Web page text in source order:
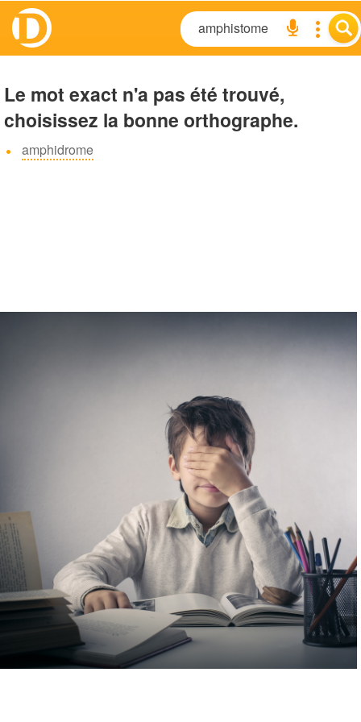
Le mot exact n'a pas été trouvé,
choisissez la bonne orthographe.
amphidrome